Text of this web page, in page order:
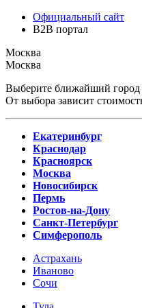
Официальный сайт
B2B портал
Москва
Москва
Выберите ближайший город
От выбора зависит
Екатеринбург
Краснодар
Красноярск
Москва
Новосибирск
Пермь
Ростов-на-Дону
Санкт-Петербург
Симферополь
Астрахань
Иваново
Сочи